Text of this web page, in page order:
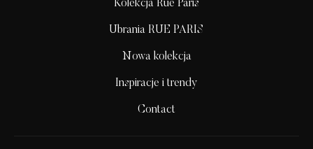
Kolekcja Rue Paris
Ubrania RUE PARIS
Nowa kolekcja
Inspiracje i trendy
Contact